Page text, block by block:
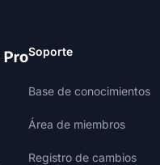
Soporte
Base de conocimientos
Área de miembros
Registro de cambios